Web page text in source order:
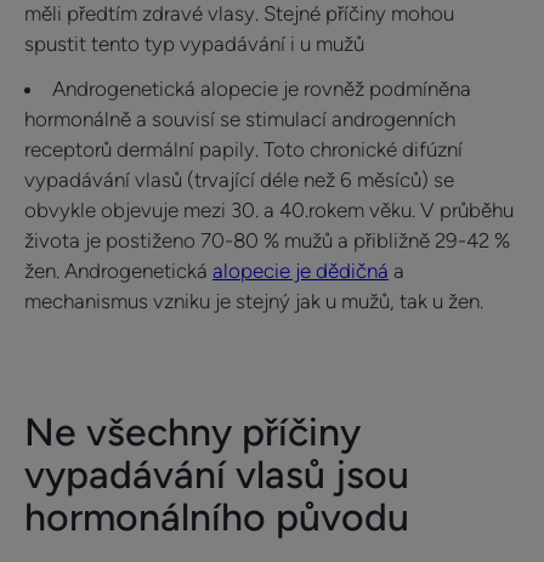
měli předtím zdravé vlasy. Stejné příčiny mohou
spustit tento typ vypadávání i u mužů
Androgenetická alopecie je rovněž podmíněna
hormonálně a souvisí se stimulací androgenních
receptorů dermální papily. Toto chronické difúzní
vypadávání vlasů (trvající déle než 6 měsíců) se
obvykle objevuje mezi 30. a 40.rokem věku. V průběhu
života je postiženo 70-80 % mužů a přibližně 29-42 %
žen. Androgenetická alopecie je dědičná a
mechanismus vzniku je stejný jak u mužů, tak u žen.
Ne všechny příčiny
vypadávání vlasů jsou
hormonálního původu